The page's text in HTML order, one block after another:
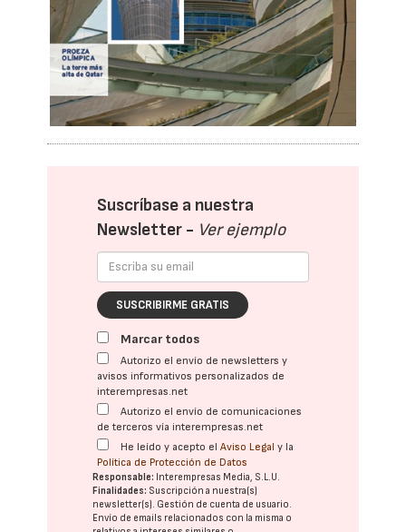
Suscríbase a nuestra
Newsletter - Ver ejemplo
SUSCRIBIRME GRATIS
Marcar todos
Autorizo el envío de newsletters y
avisos informativos personalizados de
interempresas.net
Autorizo el envío de comunicaciones
de terceros vía interempresas.net
He leído y acepto elAviso Legal y la
Política de Protección de Datos
Responsable: Interempresas Media, S.L.U.
Finalidades: Suscripción a nuestra(s)
newsletter(s). Gestión de cuenta de usuario.
Envío de emails relacionados con la misma o